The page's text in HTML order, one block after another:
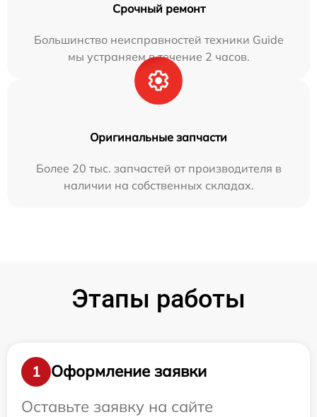
Срочный ремонт
Большинство неисправностей техники Guide
мы устраняем в течение 2 часов.
Оригинальные запчасти
Более 20 тыс. запчастей от производителя в
наличии на собственных складах.
Этапы работы
1
Оформление заявки
Оставьте заявку на сайте